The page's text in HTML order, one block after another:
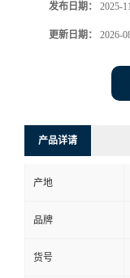
发布日期： 2025-
更新日期： 2026-
产品详请
产地
品牌
货号